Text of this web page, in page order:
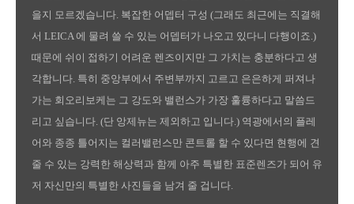
을지 모르겠습니다. 복잡한 어뎁터 구성 (그래도 최근에는 직결해
서 LEICA 에 물려 쓸 수 있는 어뎁터가 나오고 있다니 다행이죠.)
때문에 쉬이 접하기 어려운 렌즈이지만 그 가치는 충분하다고 생
각합니다. 특히 중앙부에서 주변부까지 고르고 은은하게 퍼져나
가는 회오리보케는 그 강도와 밸런스가 가장 훌륭하다고 말씀드
리고 싶습니다. (단 앙제뉴는 제외하고 입니다.) 역광에서의 플레
어와 종종 틀어지는 컬러밸런스만 콘트롤 할 수 있다면 현행에 견
줄 수 있는 강력한 해상력과 함께 아주 특별한 표준렌즈가 되어 유
저 자신만의 특별한 사진들을 남겨 줄 겁니다.